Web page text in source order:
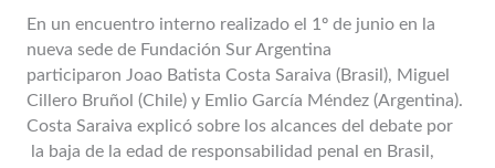
En un encuentro interno realizado el 1º de junio en la
nueva sede de Fundación Sur Argentina
participaron Joao Batista Costa Saraiva (Brasil), Miguel
Cillero Bruñol (Chile) y Emlio García Méndez (Argentina).
Costa Saraiva explicó sobre los alcances del debate por
la baja de la edad de responsabilidad penal en Brasil,